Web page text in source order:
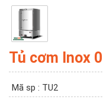
Tủ cơm Inox
Mã sp : TU2